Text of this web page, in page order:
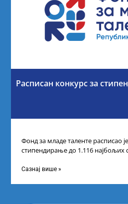
Расписан конкурс за
Фонд за младе таленте расписао
стипендирање до 1.116 најбољих
Сазнај више »